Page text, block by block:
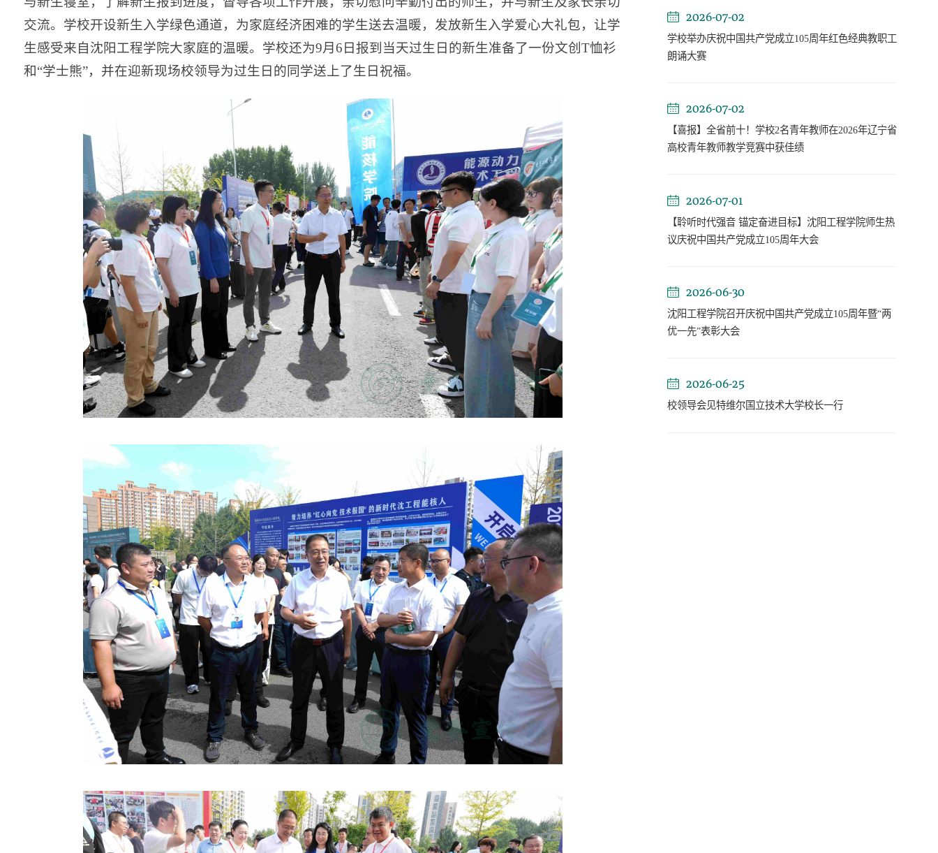
交流。学校开设新生入学绿色通道，为家庭经济困难的学生送去温暖，发放新生入学爱心大礼包，让学
生感受来自沈阳工程学院大家庭的温暖。学校还为9月6日报到当天过生日的新生准备了一份文创T恤衫
和“学士熊”，并在迎新现场校领导为过生日的同学送上了生日祝福。
2026-07-02
学校举办庆祝中国共产党成立105周年红色经典教职工
朗诵大赛
2026-07-02
【喜报】全省前十！学校2名青年教师在2026年辽宁省
高校青年教师教学竞赛中获佳绩
2026-07-01
【聆听时代强音 锚定奋进目标】沈阳工程学院师生热
议庆祝中国共产党成立105周年大会
2026-06-30
沈阳工程学院召开庆祝中国共产党成立105周年暨“两
优一先”表彰大会
2026-06-25
校领导会见特维尔国立技术大学校长一行